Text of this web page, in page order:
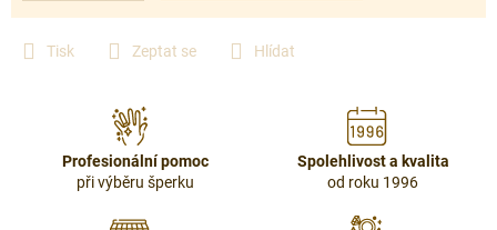
Tisk Zeptat se Hlídat
Profesionální pomoc
při výběru šperku
Spolehlivost a kvalita
od roku 1996